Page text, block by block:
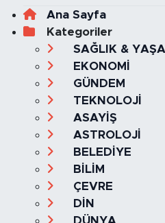
Ana Sayfa
Kategoriler
SAĞLIK &
EKONOMİ
GÜNDEM
TEKNOLOJİ
ASAYİŞ
ASTROLOJİ
BELEDİYE
BİLİM
ÇEVRE
DİN